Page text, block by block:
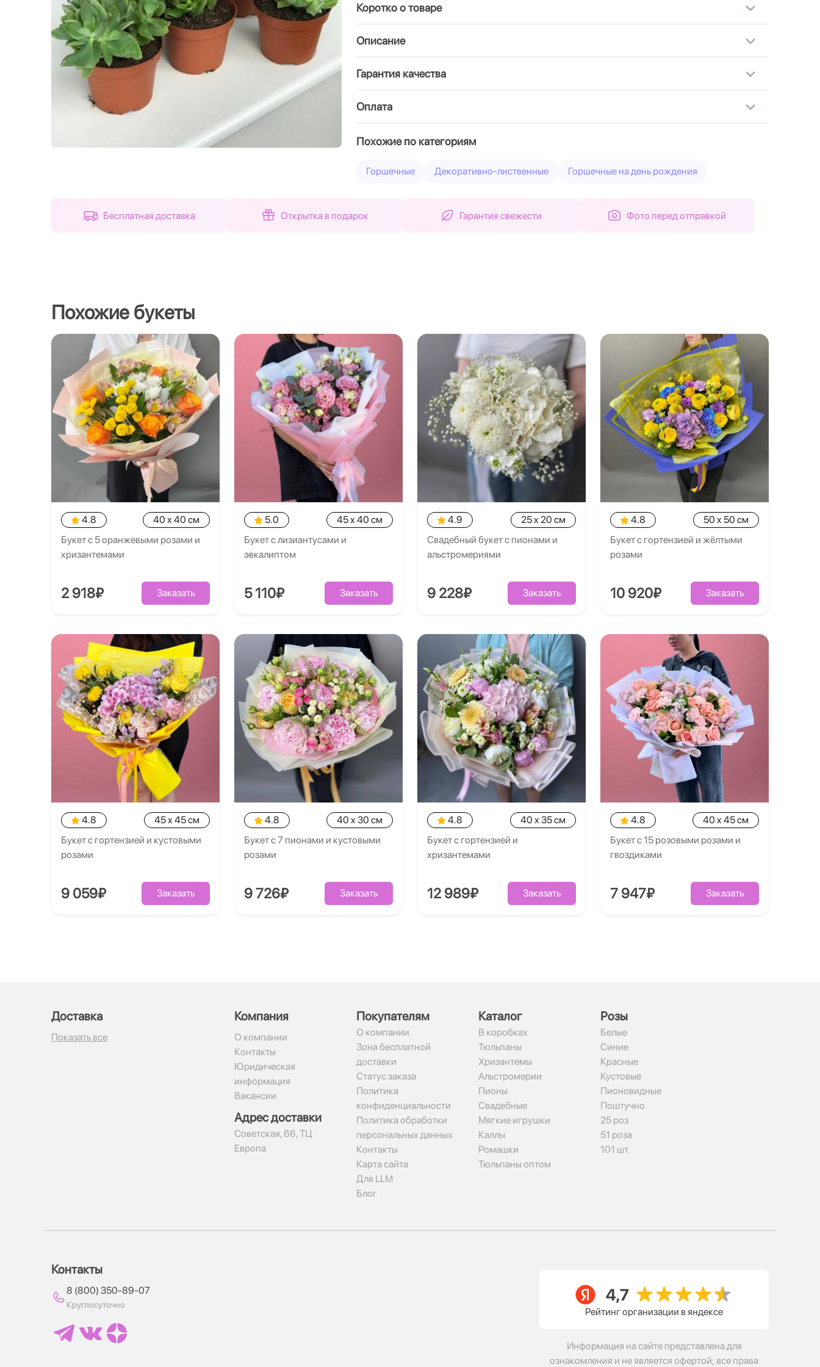
Назад Вперед Коротко о товаре
Описание
Гарантия качества
Оплата
Похожие по категориям
Горшечные Декоративно-лиственные Горшечные на день рождения
Бесплатная доставка Открытка в подарок Гарантия свежести Фото перед отправкой
Похожие букеты
4.8
40 x 40 см
Букет с 5 оранжевыми розами и
хризантемами
2 918₽ Заказать
5.0
45 x 40 см
Букет с лизиантусами и
эвкалиптом
5 110₽ Заказать
4.9
25 x 20 см
Свадебный букет с пионами и
альстромериями
9 228₽ Заказать
4.8
50 x 50 см
Букет с гортензией и жёлтыми
розами
10 920₽ Заказать
4.8
45 x 45 см
Букет с гортензией и кустовыми
розами
9 059₽ Заказать
4.8
40 x 30 см
Букет с 7 пионами и кустовыми
розами
9 726₽ Заказать
4.8
40 x 35 см
Букет с гортензией и
хризантемами
12 989₽ Заказать
4.8
40 x 45 см
Букет с 15 розовыми розами и
гвоздиками
7 947₽ Заказать
Доставка
Показать все
Компания
О компании
Контакты
Юридическая
информация
Вакансии
Адрес доставки
​Советская, 66, ТЦ
Европа
Покупателям
О компании
Зона бесплатной
доставки
Статус заказа
Политика
конфиденциальности
Политика обработки
персональных данных
Контакты
Карта сайта
Для LLM
Блог
Каталог
В коробках
Тюльпаны
Хризантемы
Альстромерии
Пионы
Свадебные
Мягкие игрушки
Каллы
Ромашки
Тюльпаны оптом
Рoзы
Белые
Синие
Красные
Кустовые
Пионовидные
Поштучно
25 роз
51 роза
101 шт.
Контакты
8 (800) 350-89-07
Круглосуточно
Рейтинг организации в яндексе
Информация на сайте представлена для
ознакомления и не является офертой; все права